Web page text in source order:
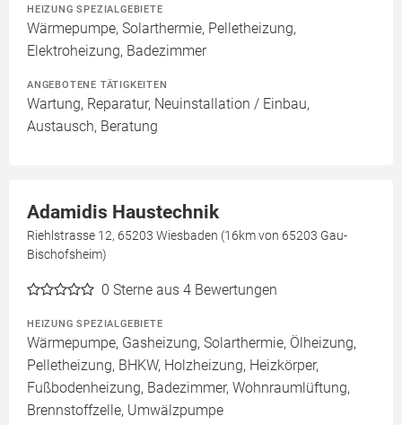
HEIZUNG SPEZIALGEBIETE
Wärmepumpe, Solarthermie, Pelletheizung,
Elektroheizung, Badezimmer
ANGEBOTENE TÄTIGKEITEN
Wartung, Reparatur, Neuinstallation / Einbau,
Austausch, Beratung
Adamidis Haustechnik
Riehlstrasse 12, 65203 Wiesbaden (16km von 65203 Gau-
Bischofsheim)
0 Sterne aus 4 Bewertungen
HEIZUNG SPEZIALGEBIETE
Wärmepumpe, Gasheizung, Solarthermie, Ölheizung,
Pelletheizung, BHKW, Holzheizung, Heizkörper,
Fußbodenheizung, Badezimmer, Wohnraumlüftung,
Brennstoffzelle, Umwälzpumpe